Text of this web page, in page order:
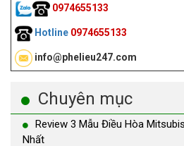
0974655133
Hotline 0974655133
info@phelieu247.com
Chuyên mục
Review 3 Mẫu Điều Hòa
Nhất